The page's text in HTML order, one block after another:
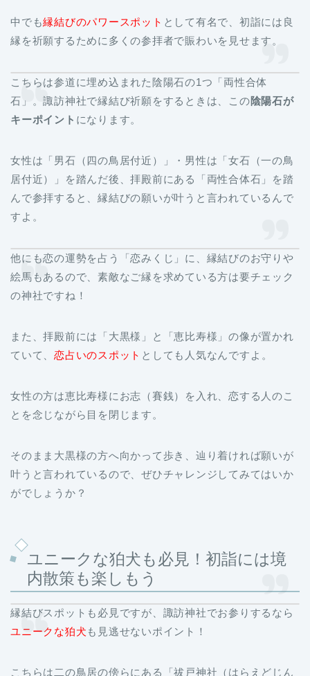
中でも縁結びのパワースポット として有名で、初詣には良
縁を祈願するために多くの参拝者で賑わいを見せます。
こちらは参道に埋め込まれた陰陽石の1つ「両性合体
石」。諏訪神社で縁結び祈願をするときは、この陰陽石が
キーポイント になります。
女性は「男石（四の鳥居付近）」・男性は「女石（一の鳥
居付近）」を踏んだ後、拝殿前にある「両性合体石」を踏
んで参拝すると、縁結びの願いが叶うと言われているんで
すよ。
他にも恋の運勢を占う「恋みくじ」に、縁結びのお守りや
絵馬もあるので、素敵なご縁を求めている方は要チェック
の神社ですね！
また、拝殿前には「大黒様」と「恵比寿様」の像が置かれ
ていて、恋占いのスポット としても人気なんですよ。
女性の方は恵比寿様にお志（賽銭）を入れ、恋する人のこ
とを念じながら目を閉じます。
そのまま大黒様の方へ向かって歩き、辿り着ければ願いが
叶うと言われているので、ぜひチャレンジしてみてはいか
がでしょうか？
ユニークな狛犬も必見！初詣には境
内散策も楽しもう
縁結びスポットも必見ですが、諏訪神社でお参りするなら
ユニークな狛犬 も見逃せないポイント！
こちらは二の鳥居の傍らにある「祓戸神社（はらえどじん